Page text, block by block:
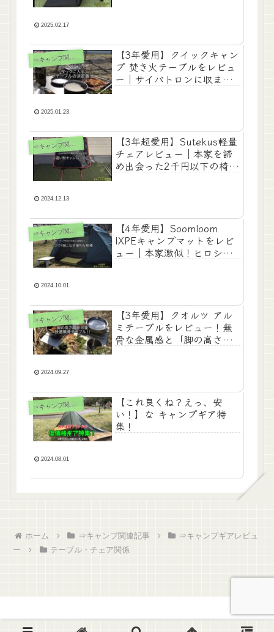
2025.02.17
⇒
キャンプ関連記事
【3年愛用】クイックキャン
プ 焚き火テーブルをレビュ
ー｜サイバトロンに収まる
2025.01.23
⇒
キャンプ関連記事
【3年超愛用】Sutekus軽量
チェアレビュー｜本家を諦
め出会った2千円以下の椅子
2024.12.13
⇒
キャンプ関連記事
【4年愛用】Soomloom
IXPEキャンプマットをレビ
ュー｜本家激似！ヒロシ風
2024.10.01
⇒
キャンプ関連記事
【3年愛用】クオルツ アル
ミテーブルをレビュー！無
骨な金属感と「脚の高さ調
2024.09.27
⇒
キャンプ関連記事
【これ良くね？えっ、安
い！】な キャンプギア特
集！
2024.08.01
ホーム ⇒キャンプ関連記事
⇒キャンプギアレビュ
ー
テーブル・チェア関係